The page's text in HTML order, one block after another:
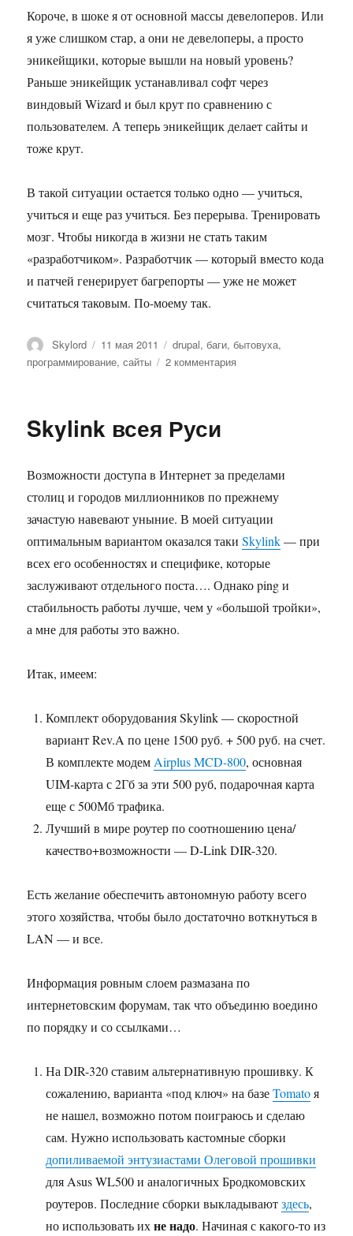
Короче, в шоке я от основной массы девелоперов. Или
я уже слишком стар, а они не девелоперы, а просто
эникейщики, которые вышли на новый уровень?
Раньше эникейщик устанавливал софт через
виндовый Wizard и был крут по сравнению с
пользователем. А теперь эникейщик делает сайты и
тоже крут.
В такой ситуации остается только одно — учиться,
учиться и еще раз учиться. Без перерыва. Тренировать
мозг. Чтобы никогда в жизни не стать таким
«разработчиком». Разработчик — который вместо кода
и патчей генерирует багрепорты — уже не может
считаться таковым. По-моему так.
Автор
Skylord Опубликовано
11 мая 2011 Метки
drupal,баги,бытовуха,
программирование,сайты 2 комментария
Skylink всея Руси
Возможности доступа в Интернет за пределами
столиц и городов миллионников по прежнему
зачастую навевают уныние. В моей ситуации
оптимальным вариантом оказался такиSkylink— при
всех его особенностях и специфике, которые
заслуживают отдельного поста…. Однако ping и
стабильность работы лучше, чем у «большой тройки»,
а мне для работы это важно.
Итак, имеем:
Комплект оборудования Skylink — скоростной
вариант Rev.A по цене 1500 руб. + 500 руб. на счет.
В комплекте модем Airplus MCD-800, основная
UIM-карта с 2Гб за эти 500 руб, подарочная карта
еще с 500Мб трафика.
Лучший в мире роутер по соотношению цена/
качество+возможности — D-Link DIR-320.
Есть желание обеспечить автономную работу всего
этого хозяйства, чтобы было достаточно воткнуться в
LAN — и все.
Информация ровным слоем размазана по
интернетовским форумам, так что объединю воедино
по порядку и со ссылками…
На DIR-320 ставим альтернативную прошивку. К
сожалению, варианта «под ключ» на базеTomatoя
не нашел, возможно потом поиграюсь и сделаю
сам. Нужно использовать кастомные сборки
допиливаемой энтузиастами Олеговой прошивки
для Asus WL500 и аналогичных Бродкомовских
роутеров. Последние сборки выкладываютздесь,
но использовать ихне надо. Начиная с какого-то из